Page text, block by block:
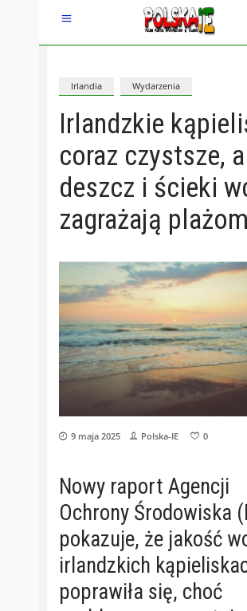
Irlandia Wydarzenia
Irlandzkie
coraz czystsze,
deszcz i ścieki
zagrażają plażom
9 maja 2025 Polska-IE 0
Nowy raport Agencji
Ochrony Środowiska
pokazuje, że jakość
irlandzkich
poprawiła się, choć